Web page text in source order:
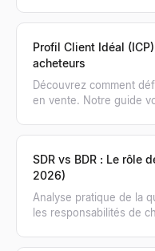
Profil Client Idéal
acheteurs
Découvrez comment
en vente. Notre guide
SDR vs BDR : Le rôle
2026)
Analyse pratique de la
les responsabilités de